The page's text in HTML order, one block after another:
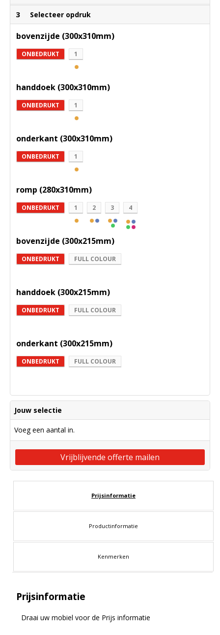
3 Selecteer opdruk
bovenzijde (300x310mm)
ONBEDRUKT 1
handdoek (300x310mm)
ONBEDRUKT 1
onderkant (300x310mm)
ONBEDRUKT 1
romp (280x310mm)
ONBEDRUKT 1 2 3 4
bovenzijde (300x215mm)
ONBEDRUKT FULL COLOUR
handdoek (300x215mm)
ONBEDRUKT FULL COLOUR
onderkant (300x215mm)
ONBEDRUKT FULL COLOUR
Jouw selectie
Voeg een aantal in.
Vrijblijvende offerte mailen
Prijsinformatie
Productinformatie
Kenmerken
Prijsinformatie
Draai uw mobiel voor de Prijs informatie